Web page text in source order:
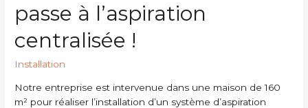
passe à l’aspiration
centralisée !
Installation
Notre entreprise est intervenue dans une maison de 160
m² pour réaliser l’installation d’un système d’aspiration